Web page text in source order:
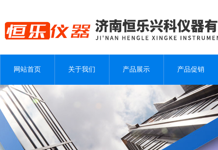
网站首页 关于我们 产品展示 产品促销